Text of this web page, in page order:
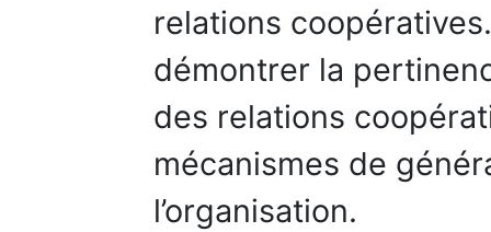
relations
démontrer la
des relations
mécanismes de
l’organisation.